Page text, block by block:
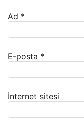
Ad *
E-posta *
İnternet sitesi